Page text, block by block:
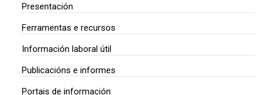
Presentación
Ferramentas e recursos
Información laboral útil
Publicacións e informes
Portais de información